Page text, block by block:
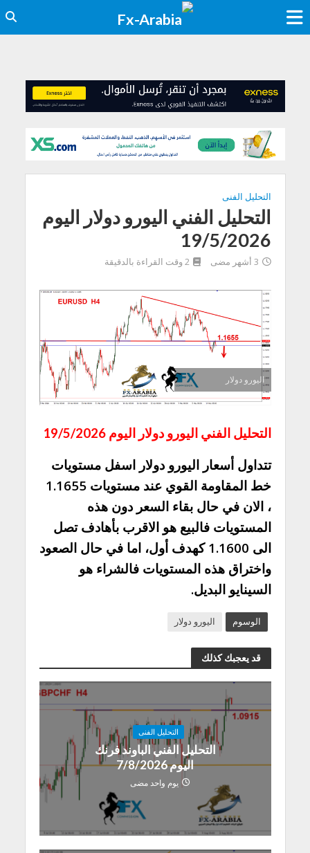
التحليل الفنى
التحليل الفني اليورو دولار اليوم
19/5/2026
3 أشهر مضى 2 وقت القراءة بالدقيقة
اليورو دولار
التحليل الفني اليورو دولار اليوم 19/5/2026
تتداول أسعار اليورو دولار اسفل مستويات
خط المقاومة القوي عند مستويات 1.1655
، الان في حال بقاء السعر دون هذه
المستويات فالبيع هو الاقرب بأهادف تصل
الى 1.1600 كهدف أول، اما في حال الصعود
واختراق هذه المستويات فالشراء هو
السينايو البديل.
الوسوم اليورو دولار
قد يعجبك كذلك
التحليل الفنى
التحليل الفني الباوند فرنك
اليوم 7/8/2026
يوم واحد مضى